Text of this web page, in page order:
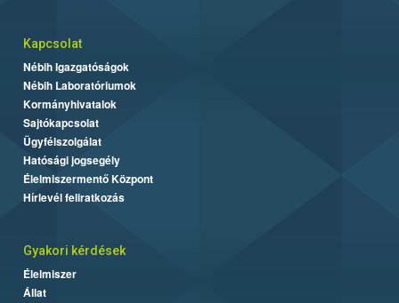
Kapcsolat
Nébih Igazgatóságok
Nébih Laboratóriumok
Kormányhivatalok
Sajtókapcsolat
Ügyfélszolgálat
Hatósági jogsegély
Élelmiszermentő Központ
Hírlevél feliratkozás
Gyakori kérdések
Élelmiszer
Állat